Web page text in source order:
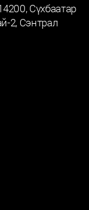
Сүхбаатар
2, Сэнтрал